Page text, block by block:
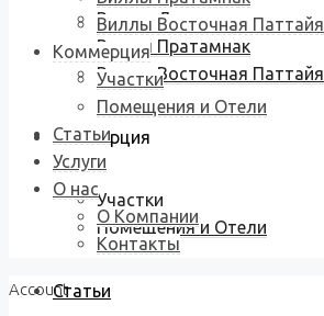
Виллы Джомтьен
Виллы Пратамнак
Виллы Восточная Паттайя
Коммерция
Участки
Помещения и Отели
Статьи
Виллы Восточная Паттайя
Коммерция
Участки
Помещения и Отели
Статьи
Услуги
О нас
О Компании
Контакты
Account